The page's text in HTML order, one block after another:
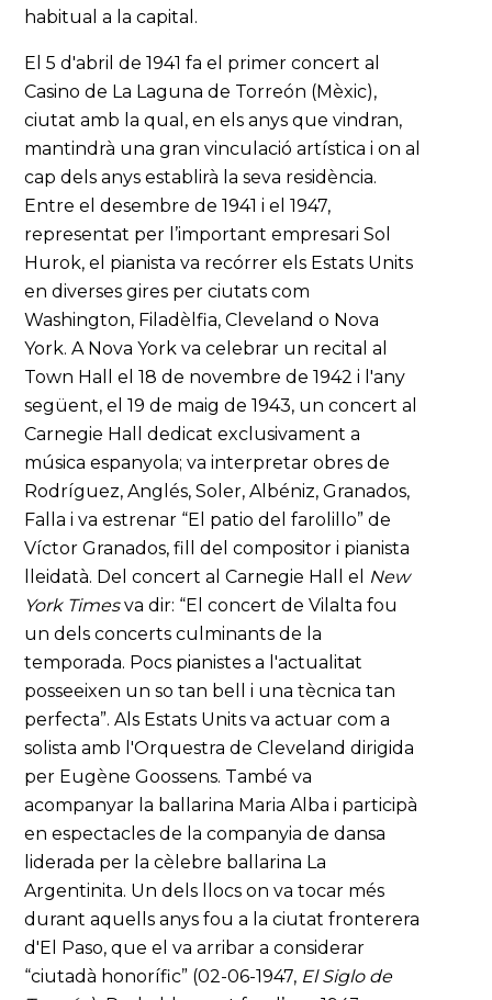
habitual a la capital.
El 5 d'abril de 1941 fa el primer concert al
Casino de La Laguna de Torreón (Mèxic),
ciutat amb la qual, en els anys que vindran,
mantindrà una gran vinculació artística i on al
cap dels anys establirà la seva residència.
Entre el desembre de 1941 i el 1947,
representat per l’important empresari Sol
Hurok, el pianista va recórrer els Estats Units
en diverses gires per ciutats com
Washington, Filadèlfia, Cleveland o Nova
York. A Nova York va celebrar un recital al
Town Hall el 18 de novembre de 1942 i l'any
següent, el 19 de maig de 1943, un concert al
Carnegie Hall dedicat exclusivament a
música espanyola; va interpretar obres de
Rodríguez, Anglés, Soler, Albéniz, Granados,
Falla i va estrenar “El patio del farolillo” de
Víctor Granados, fill del compositor i pianista
lleidatà. Del concert al Carnegie Hall el New
York Timesva dir: “El concert de Vilalta fou
un dels concerts culminants de la
temporada. Pocs pianistes a l'actualitat
posseeixen un so tan bell i una tècnica tan
perfecta”. Als Estats Units va actuar com a
solista amb l'Orquestra de Cleveland dirigida
per Eugène Goossens. També va
acompanyar la ballarina Maria Alba i participà
en espectacles de la companyia de dansa
liderada per la cèlebre ballarina La
Argentinita. Un dels llocs on va tocar més
durant aquells anys fou a la ciutat fronterera
d'El Paso, que el va arribar a considerar
“ciutadà honorífic” (02-06-1947, El Siglo de